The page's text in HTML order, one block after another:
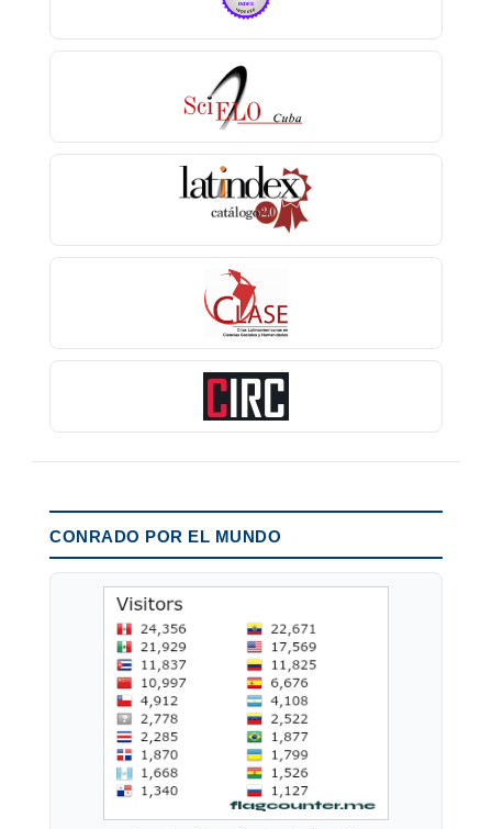
CONRADO POR EL MUNDO